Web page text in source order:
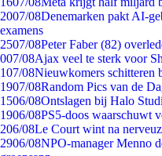
2007/08Denemarken pakt AI-
examens
2507/08Peter Faber (82)
007/08Ajax veel te sterk voor
107/08Nieuwkomers schitteren
1907/08Random Pics van de
1506/08Ontslagen bij Halo
1906/08PS5-doos waarschuwt
206/08Le Court wint na
2906/08NPO-manager Menno